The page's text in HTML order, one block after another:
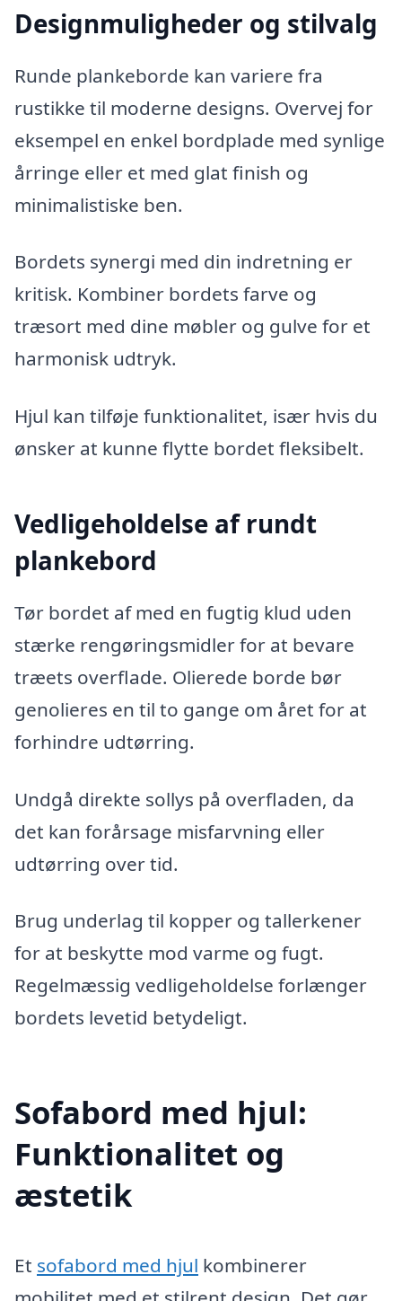
Designmuligheder og stilvalg
Runde plankeborde kan variere fra
rustikke til moderne designs. Overvej for
eksempel en enkel bordplade med synlige
årringe eller et med glat finish og
minimalistiske ben.
Bordets synergi med din indretning er
kritisk. Kombiner bordets farve og
træsort med dine møbler og gulve for et
harmonisk udtryk.
Hjul kan tilføje funktionalitet, især hvis du
ønsker at kunne flytte bordet fleksibelt.
Vedligeholdelse af rundt
plankebord
Tør bordet af med en fugtig klud uden
stærke rengøringsmidler for at bevare
træets overflade. Olierede borde bør
genolieres en til to gange om året for at
forhindre udtørring.
Undgå direkte sollys på overfladen, da
det kan forårsage misfarvning eller
udtørring over tid.
Brug underlag til kopper og tallerkener
for at beskytte mod varme og fugt.
Regelmæssig vedligeholdelse forlænger
bordets levetid betydeligt.
Sofabord med hjul:
Funktionalitet og
æstetik
Et sofabord med hjul kombinerer